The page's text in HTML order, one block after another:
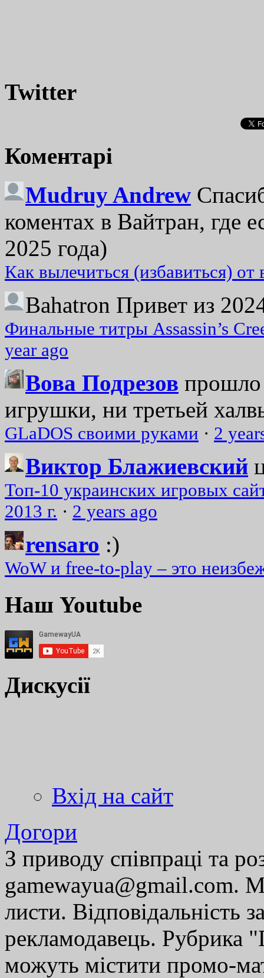
Twitter
Коментарі
Mudruy Andrew
коментах в Вайтран, где
2025 года)
Как вылечиться (избавиться)
Bahatron Привет из
Финальные титры Assassin’s
year ago
Вова Подрезов прошло
игрушки, ни третьей
GLaDOS своими руками · 2
Виктор Блажиевский
Топ-10 украинских игровых
2013 г. · 2 years ago
rensaro :)
WoW и free-to-play – это
Наш Youtube
Дискусії
Вхід на сайт
Догори
З приводу співпраці та
gamewayua@gmail.com.
листи. Відповідальність
рекламодавець. Рубрика
можуть містити промо-